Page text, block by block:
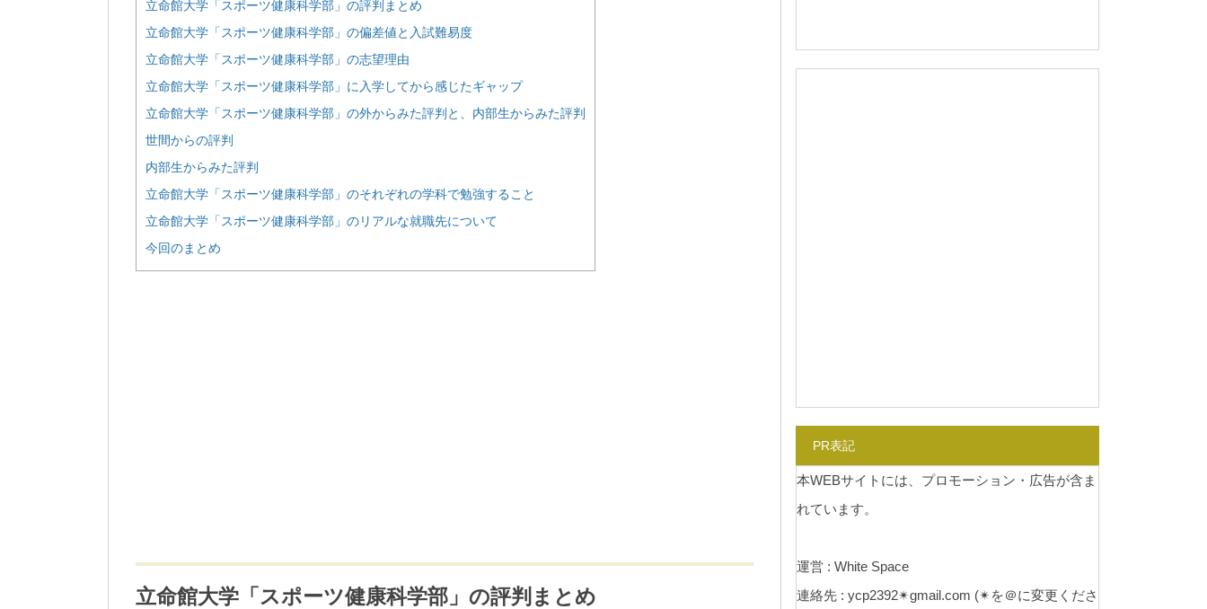
立命館大学「スポーツ健康科学部」の評判まとめ
立命館大学「スポーツ健康科学部」の偏差値と入試難易度
立命館大学「スポーツ健康科学部」の志望理由
立命館大学「スポーツ健康科学部」に入学してから感じたギャップ
立命館大学「スポーツ健康科学部」の外からみた評判と、内部生からみた評判
世間からの評判
内部生からみた評判
立命館大学「スポーツ健康科学部」のそれぞれの学科で勉強すること
立命館大学「スポーツ健康科学部」のリアルな就職先について
今回のまとめ
立命館大学「スポーツ健康科学部」の評判まとめ
PR表記
本WEBサイトには、プロモーション・広告が含ま
れています。
運営 : White Space
連絡先 : ycp2392✴︎gmail.com (✴︎を＠に変更くださ